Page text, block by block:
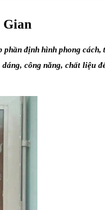
Gian
định hình phong cách,
công năng, chất liệu